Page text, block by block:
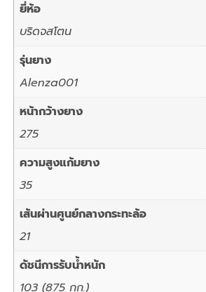
ยี่ห้อ
บริดจสโตน
รุ่นยาง
Alenza001
หน้ากว้างยาง
275
ความสูงแก้มยาง
35
เส้นผ่านศูนย์กลางกระทะล้อ
21
ดัชนีการรับน้ำหนัก
103 (875 กก.)